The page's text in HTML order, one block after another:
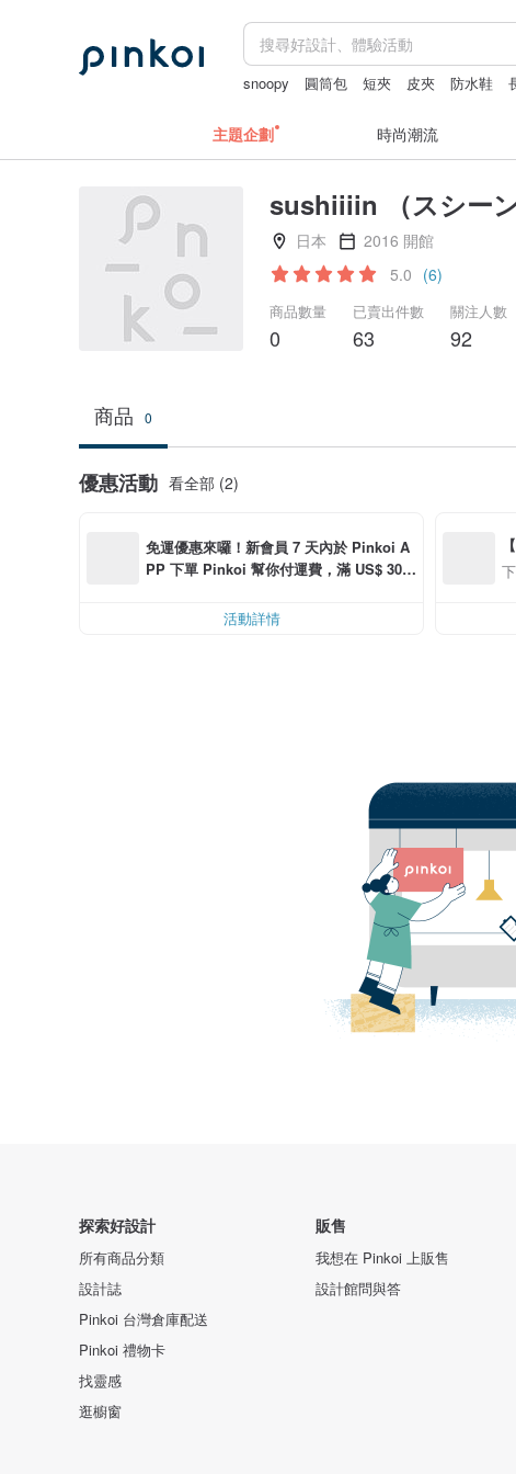
snoopy 圓筒包 短夾 皮夾 防水鞋
主題企劃 時尚潮流
sushiiiin （スシーン
日本
2016 開館
5.0 (6)
商品數量
0
已賣出件數
63
關注人數
92
商品 0
優惠活動 看全部 (2)
免運優惠來囉！新會員 7 天內於 Pinkoi A
PP 下單 Pinkoi 幫你付運費，滿 US$ 30.0
活動詳情
探索好設計
所有商品分類
設計誌
Pinkoi 台灣倉庫配送
Pinkoi 禮物卡
找靈感
逛櫥窗
販售
我想在 Pinkoi 上販售
設計館問與答